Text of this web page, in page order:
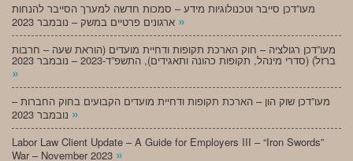
מעו”דכן סייבר וטכנולוגיות מידע – סמכות חדשה למערך הסייבר להנחות
»
מעו”דכן רגולציה – חוק הארכת תקופות ודחיית מועדים (הוראת שעה – חרבות
ברזל) (סדרי מינהל, תקופות כהונה ותאגידים), התשפ”ד-2023 – נובמבר 2023
»
מעו”דכן שוק הון – הארכת תקופות ודחיית מועדים הקבועים בחוק החברות –
»
Labor Law Client Update – A Guide for Employers III – “Iron Swords”
War – November 2023 »